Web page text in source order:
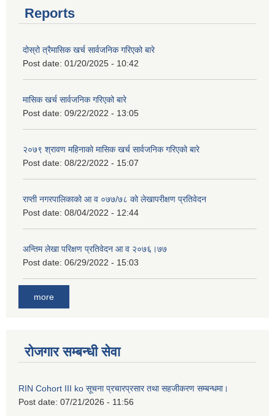
Reports
दोस्रो त्रैमासिक खर्च सार्वजनिक गरिएको बारे
Post date: 01/20/2025 - 10:42
मासिक खर्च सार्वजनिक गरिएको बारे
Post date: 09/22/2022 - 13:05
२०७९ श्रावण महिनाको मासिक खर्च सार्वजनिक गरिएको बारे
Post date: 08/22/2022 - 15:07
राप्ती नगरपालिकाको आ व ०७७/७८ को लेखापरीक्षण प्रतिवेदन
Post date: 08/04/2022 - 12:44
अन्तिम लेखा परिक्षण प्रतिवेदन आ व २०७६।७७
Post date: 06/29/2022 - 15:03
more
रोजगार सम्बन्धी सेवा
RIN Cohort III ko सूचना प्रचारप्रसार तथा सहजीकरण सम्बन्धमा।
Post date: 07/21/2026 - 11:56